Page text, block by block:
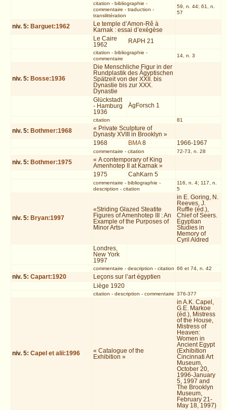
citation - bibliographie -
commentaire - traduction -
translittération
59, n. 44; 61, n.
57
niv. 5: Barguet:1962
Le temple d’Amon-Rê à
Karnak : essai d’exégèse
Le Caire
1962
RAPH 21
citation - bibliographie -
commentaire
14, n. 3
niv. 5: Bosse:1936
Die Menschliche Figur in der
Rundplastik des Ägyptischen
Spätzeit von der XXII. bis
Dynastie bis zur XXX.
Dynastie
Glückstadt
- Hamburg
1936
ÄgForsch 1
citation 81
niv. 5: Bothmer:1968
« Private Sculpture of
Dynasty XVIII in Brooklyn »
1968
BMA8 1966-1967
commentaire - citation 72-73, n. 28
niv. 5: Bothmer:1975
« A contemporary of King
Amenhotep II at Karnak »
1975
CahKarn 5
commentaire - bibliographie -
description - citation
116, n. 4; 117, n.
5
niv. 5: Bryan:1997
«Striding Glazed Steatite
Figures of Amenhotep III : An
Example of the Purposes of
Minor Arts»
in E. Goring, N.
Reeves, J.
Ruffle (éd.),
Chief of Seers.
Egyptian
Studies in
Memory of
Cyril Aldred
Londres,
New York
1997
commentaire - description - citation 66 et 74, n. 42
niv. 5:Capart:1920
Leçons sur l’art égyptien
Liège 1920
citation - description - commentaire 376-377
niv. 5:Capel et alii:1996
« Catalogue of the
Exhibition »
in A.K. Capel,
G.E. Markoe
(éd.), Mistress
of the House,
Mistress of
Heaven:
Women in
Ancient Egypt
(Exhibition
Cincinnati Art
Museum,
October 20,
1996-January
5, 1997 and
The Brooklyn
Museum,
February 21-
May 18, 1997)